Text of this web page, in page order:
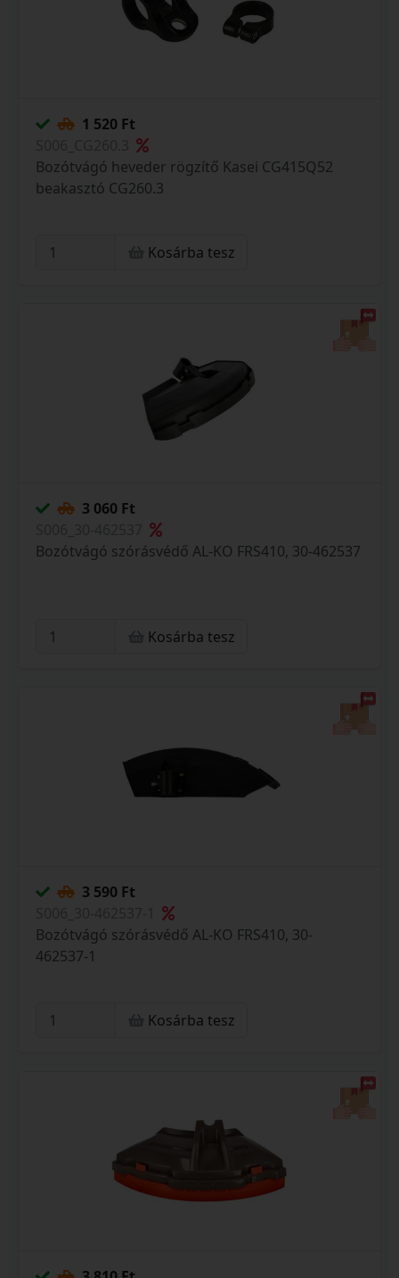
1 520 Ft
Bozótvágó heveder rögzítő Kasei CG415Q52
beakasztó CG260.3
Kosárba tesz
3 060 Ft
Bozótvágó szórásvédő AL-KO FRS410, 30-462537
Kosárba tesz
3 590 Ft
Bozótvágó szórásvédő AL-KO FRS410, 30-
462537-1
Kosárba tesz